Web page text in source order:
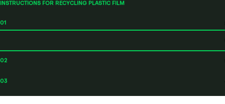
a
INSTRUCTIONS FOR RECYCLING PLASTIC FILM
01
02
03